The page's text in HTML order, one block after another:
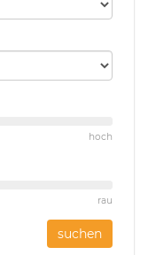
hoch
rau
suchen